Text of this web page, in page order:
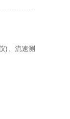
)、流速测